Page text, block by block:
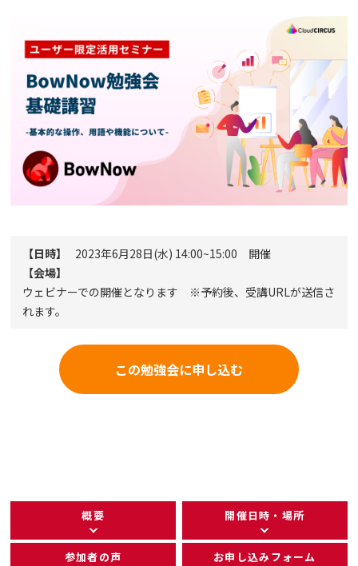
アカウント発行
資料ダウンロード
セミナー
お問い合わせ
マニュアルサイト
【日時】
2023年6月28日(水) 14:00~15:00 開催
【会場】
ウェビナーでの開催となります ※予約後、受講URLが送信さ
れます。
この勉強会に申し込む
概要 開催日時・場所
参加者の声 お申し込みフォーム